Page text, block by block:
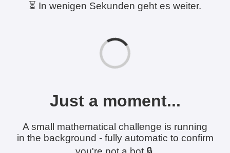
⏳ In wenigen Sekunden geht es weiter.
Just a moment...
A small mathematical challenge is running
in the background - fully automatic to confirm